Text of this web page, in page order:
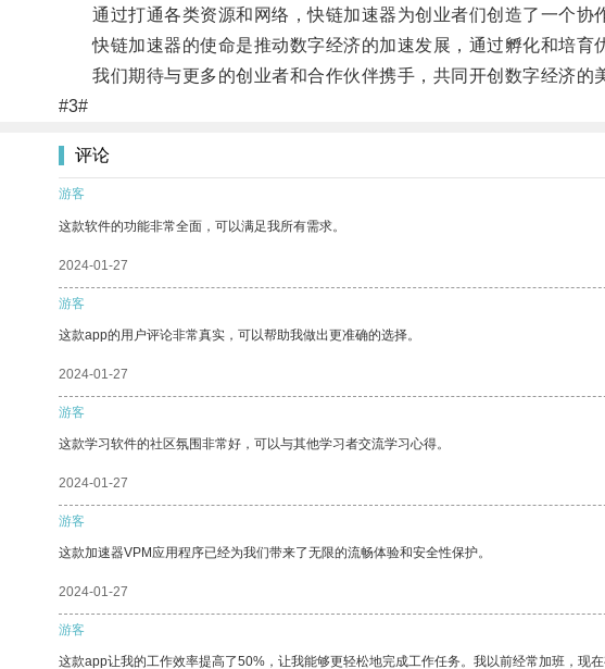
通过打通各类资源和网络，快链加速器为创业者们创造了一个协
快链加速器的使命是推动数字经济的加速发展，通过孵化和培育
我们期待与更多的创业者和合作伙伴携手，共同开创数字经济的
#3#
评论
游客
这款软件的功能非常全面，可以满足我所有需求。
2024-01-27
游客
这款app的用户评论非常真实，可以帮助我做出更准确的选择。
2024-01-27
游客
这款学习软件的社区氛围非常好，可以与其他学习者交流学习心得。
2024-01-27
游客
这款加速器VPM应用程序已经为我们带来了无限的流畅体验和安全性保护。
2024-01-27
游客
这款app让我的工作效率提高了50%，让我能够更轻松地完成工作任务。我以前经常加班，现